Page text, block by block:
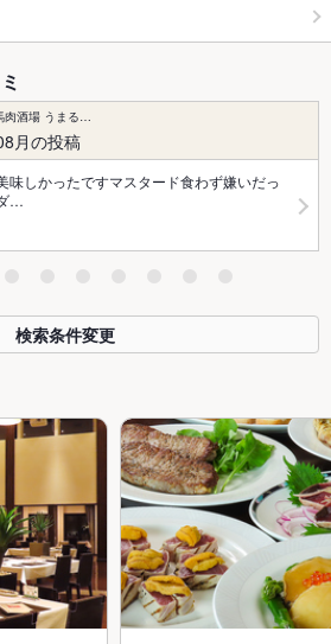
肉酒場 うまる…
月の投稿
味しかったですマスタード食わず嫌いだっ
…
検索条件変更